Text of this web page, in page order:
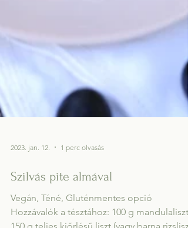
2023. jan. 12. 1 perc olvasás
Szilvás pite almával
Vegán, Téné, Gluténmentes opció